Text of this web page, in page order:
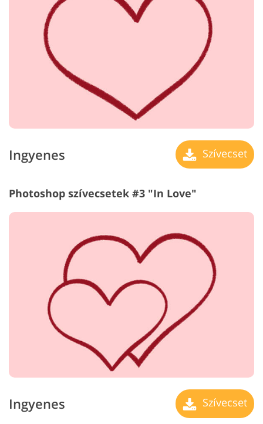
Ingyenes Szívecset
Photoshop szívecsetek #3 "In Love"
Ingyenes Szívecset